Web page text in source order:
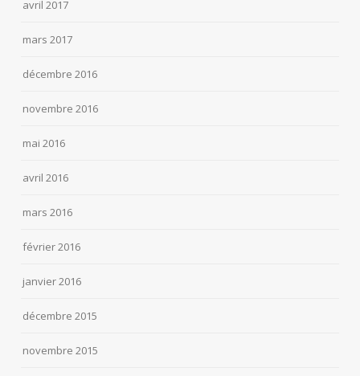
avril 2017
mars 2017
décembre 2016
novembre 2016
mai 2016
avril 2016
mars 2016
février 2016
janvier 2016
décembre 2015
novembre 2015